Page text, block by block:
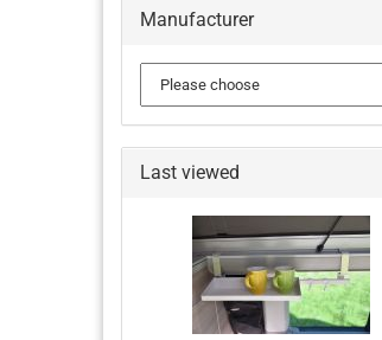
Manufacturer
Last viewed